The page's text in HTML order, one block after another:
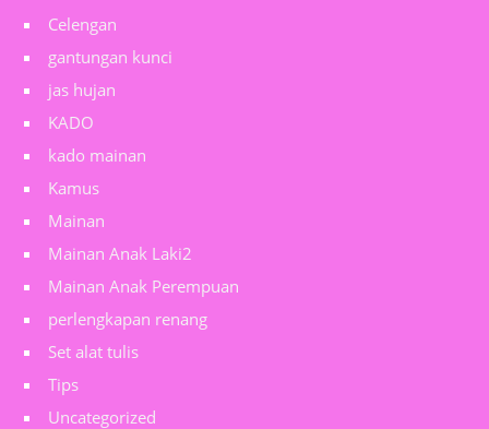
Celengan
gantungan kunci
jas hujan
KADO
kado mainan
Kamus
Mainan
Mainan Anak Laki2
Mainan Anak Perempuan
perlengkapan renang
Set alat tulis
Tips
Uncategorized